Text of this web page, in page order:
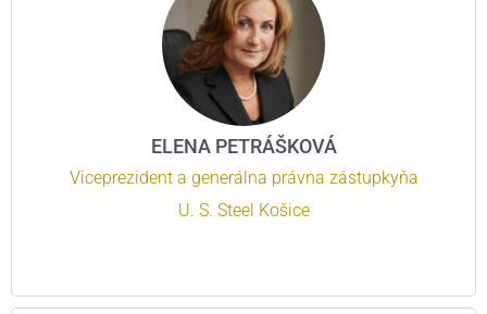
ELENA PETRÁŠKOVÁ
Viceprezident a generálna právna zástupkyňa
U. S. Steel Košice